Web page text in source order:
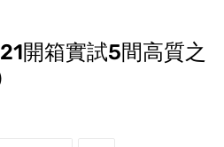
開箱實試5間高質之